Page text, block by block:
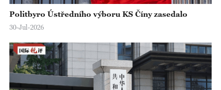
Politbyro Ústředního výboru KS Číny zasedalo
30-Jul-2026